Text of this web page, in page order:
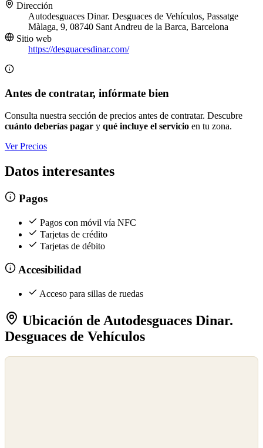
Dirección
Autodesguaces Dinar. Desguaces de Vehículos, Passatge
Màlaga, 9, 08740 Sant Andreu de la Barca, Barcelona
Sitio web
https://desguacesdinar.com/
Antes de contratar, infórmate bien
Consulta nuestra sección de precios antes de contratar. Descubre
cuánto deberías pagar y qué incluye el servicio en tu zona.
Ver Precios
Datos interesantes
Pagos
Pagos con móvil vía NFC
Tarjetas de crédito
Tarjetas de débito
Accesibilidad
Acceso para sillas de ruedas
Ubicación de Autodesguaces Dinar.
Desguaces de Vehículos